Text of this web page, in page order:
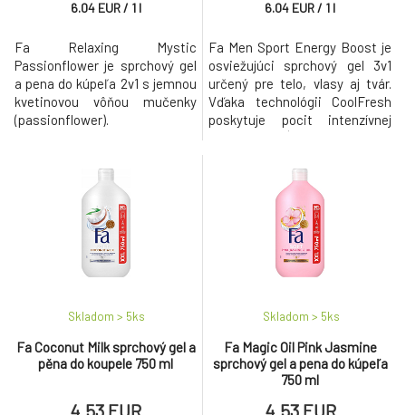
6.04 EUR / 1 l
Fa Relaxing Mystic
Passionflower je sprchový gel
a pena do kúpeľa 2v1 s jemnou
kvetinovou vôňou mučenky
(passionflower).
6.04 EUR/ 1 l
Fa Men Sport Energy Boost je
osviežujúci sprchový gel 3v1
určený pre telo, vlasy aj tvár.
Vďaka technológii CoolFresh
poskytuje pocit intenzívnej
Fa Coconut Milk sprchový gel a
pěna do koupele 750 ml
Skladom > 5ks
4.53 EUR
Fa Magic Oil Pink Jasmine
sprchový gel a pena do kúpeľa
750 ml
Skladom > 5ks
4.53 EUR